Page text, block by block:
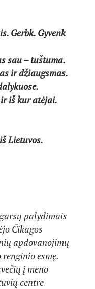
Gerbk. Gyvenk
sau – tuštuma.
ir džiaugsmas.
iš kur atėjai.
Lietuvos.
palydimais
Čikagos
apdovanojimų
esmę.
į meno
centre